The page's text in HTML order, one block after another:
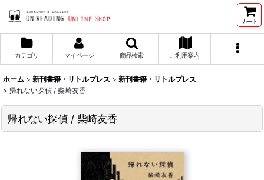
カート
カテゴリ マイページ 商品検索 ご利用案内
ホーム > 新刊書籍・リトルプレス > 新刊書籍・リトルプレス
> 帰れない探偵 / 柴崎友香
帰れない探偵 / 柴崎友香